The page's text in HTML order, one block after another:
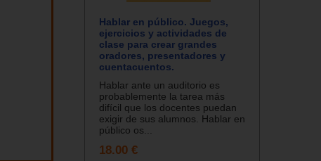
Hablar en público. Juegos,
ejercicios y actividades de
clase para crear grandes
oradores, presentadores y
cuentacuentos.
Hablar ante un auditorio es
probablemente la tarea más
difícil que los docentes puedan
exigir de sus alumnos. Hablar en
público os...
18.00 €